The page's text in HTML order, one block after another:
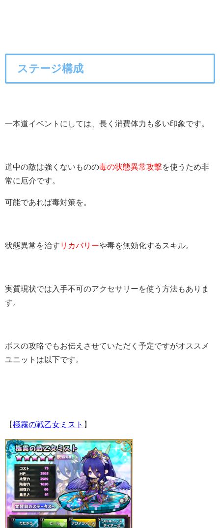
ステージ構成
一本道イベントにしては、長く消費体力も多い印象です。
道中の敵は強くないものの毒の状態異常攻撃を使うため非
常に厄介です。
可能であれば毒対策を。
状態異常を治す リカバリーや毒を無効化するスキル。
実質現状では入手不可のアクセサリーを使う方法もありま
す。
ボスの攻略でもお伝えさせていただく予定ですがオススメ
ユニットは以下です。
【極霧の戦乙女ミスト 】